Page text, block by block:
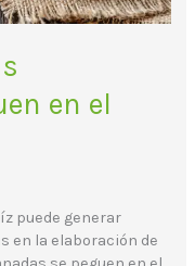
en el
puede generar
en la elaboración de